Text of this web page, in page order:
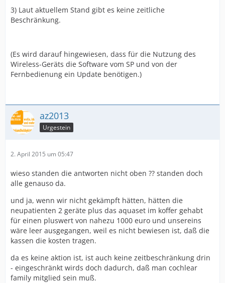
3) Laut aktuellem Stand gibt es keine zeitliche
Beschränkung.
(Es wird darauf hingewiesen, dass für die Nutzung des
Wireless-Geräts die Software vom SP und von der
Fernbedienung ein Update benötigen.)
az2013
Urgestein
2. April 2015 um 05:47
wieso standen die antworten nicht oben ?? standen doch
alle genauso da.
und ja, wenn wir nicht gekämpft hätten, hätten die
neupatienten 2 geräte plus das aquaset im koffer gehabt
für einen pluswert von nahezu 1000 euro und unsereins
wäre leer ausgegangen, weil es nicht bewiesen ist, daß die
kassen die kosten tragen.
da es keine aktion ist, ist auch keine zeitbeschränkung drin
- eingeschränkt wirds doch dadurch, daß man cochlear
family mitglied sein muß.